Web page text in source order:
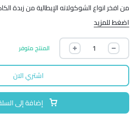
من افخر انواع الشوكولاته الإيطالية من زبدة
اضغط للمزيد
المنتج متوفر
إضافة إلى
اشتري الان